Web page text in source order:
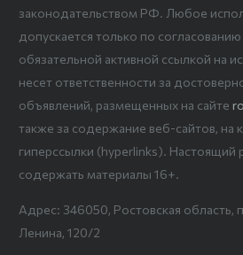
законодательством РФ. Любое
допускается только по
обязательной активной ссылкой на
несет ответственности за
объявлений, размещенных на сайте
также за содержание веб-сайтов, на
гиперссылки (hyperlinks). Настоящий
содержать материалы 16+.
Адрес: 346050, Ростовская область,
Ленина, 120/2